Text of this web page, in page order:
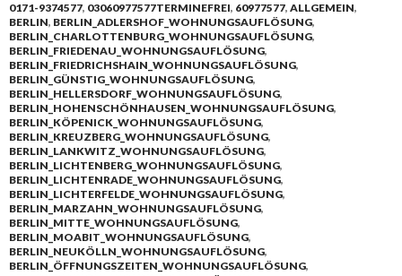
0171-9374577, 03060977577TERMINEFREI, 60977577, ALLGEMEIN,
BERLIN, BERLIN_ADLERSHOF_WOHNUNGSAUFLÖSUNG,
BERLIN_CHARLOTTENBURG_WOHNUNGSAUFLÖSUNG,
BERLIN_FRIEDENAU_WOHNUNGSAUFLÖSUNG,
BERLIN_FRIEDRICHSHAIN_WOHNUNGSAUFLÖSUNG,
BERLIN_GÜNSTIG_WOHNUNGSAUFLÖSUNG,
BERLIN_HELLERSDORF_WOHNUNGSAUFLÖSUNG,
BERLIN_HOHENSCHÖNHAUSEN_WOHNUNGSAUFLÖSUNG,
BERLIN_KÖPENICK_WOHNUNGSAUFLÖSUNG,
BERLIN_KREUZBERG_WOHNUNGSAUFLÖSUNG,
BERLIN_LANKWITZ_WOHNUNGSAUFLÖSUNG,
BERLIN_LICHTENBERG_WOHNUNGSAUFLÖSUNG,
BERLIN_LICHTENRADE_WOHNUNGSAUFLÖSUNG,
BERLIN_LICHTERFELDE_WOHNUNGSAUFLÖSUNG,
BERLIN_MARZAHN_WOHNUNGSAUFLÖSUNG,
BERLIN_MITTE_WOHNUNGSAUFLÖSUNG,
BERLIN_MOABIT_WOHNUNGSAUFLÖSUNG,
BERLIN_NEUKÖLLN_WOHNUNGSAUFLÖSUNG,
BERLIN_ÖFFNUNGSZEITEN_WOHNUNGSAUFLÖSUNG,